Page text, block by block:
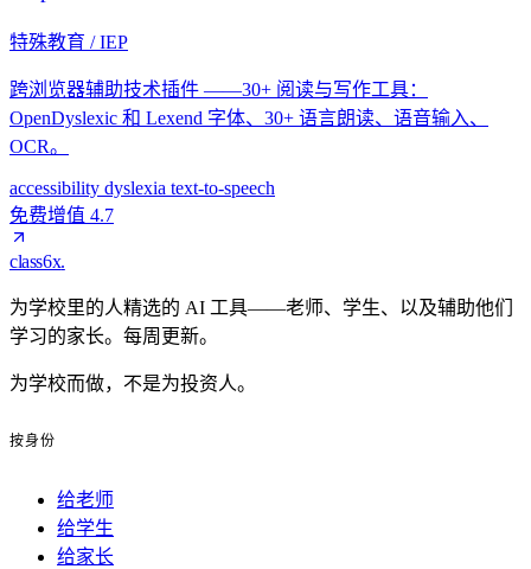
特殊教育 / IEP
跨浏览器辅助技术插件 ——30+ 阅读与写作工具：
OpenDyslexic 和 Lexend 字体、30+ 语言朗读、语音输入、
OCR。
accessibility dyslexia text-to-speech
免费增值 4.7
class6x.
为学校里的人精选的 AI 工具——老师、学生、以及辅助他们
学习的家长。每周更新。
为学校而做，不是为投资人。
按身份
给老师
给学生
给家长